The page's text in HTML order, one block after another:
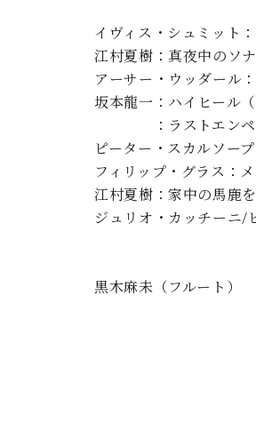
ュタイン デジタル)
：第8旋法に
イヴィス・シュミット
江村夏樹：真夜中のソ
アーサー・ウッダール
坂本龍一：ハイヒール（
：ラストエンペラ
ピーター・スカルソー
フィリップ・グラス：
江村夏樹：家中の馬鹿
ジュリオ・カッチーニ/
黒木麻未（フルート）